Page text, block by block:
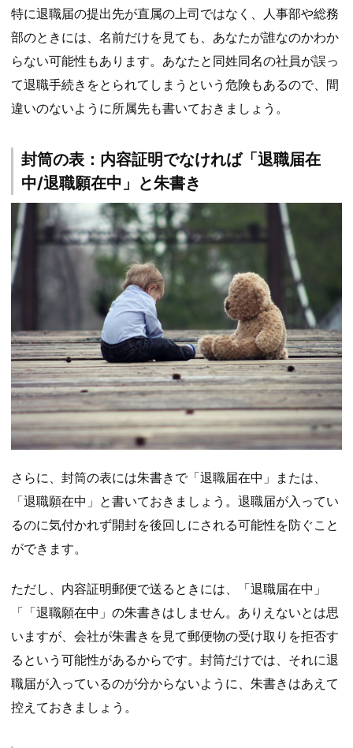
特に退職届の提出先が直属の上司ではなく、人事部や総務
部のときには、名前だけを見ても、あなたが誰なのかわか
らない可能性もあります。あなたと同姓同名の社員が誤っ
て退職手続きをとられてしまうという危険もあるので、間
違いのないように所属先も書いておきましょう。
封筒の表：内容証明でなければ「退職届在
中/退職願在中」と朱書き
さらに、封筒の表には朱書きで「退職届在中」または、
「退職願在中」と書いておきましょう。退職届が入ってい
るのに気付かれず開封を後回しにされる可能性を防ぐこと
ができます。
ただし、内容証明郵便で送るときには、「退職届在中」
「「退職願在中」の朱書きはしません。ありえないとは思
いますが、会社が朱書きを見て郵便物の受け取りを拒否す
るという可能性があるからです。封筒だけでは、それに退
職届が入っているのが分からないように、朱書きはあえて
控えておきましょう。